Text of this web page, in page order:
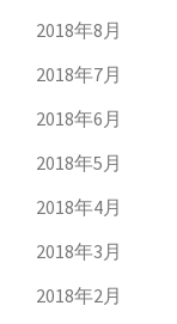
2018年8月
2018年7月
2018年6月
2018年5月
2018年4月
2018年3月
2018年2月